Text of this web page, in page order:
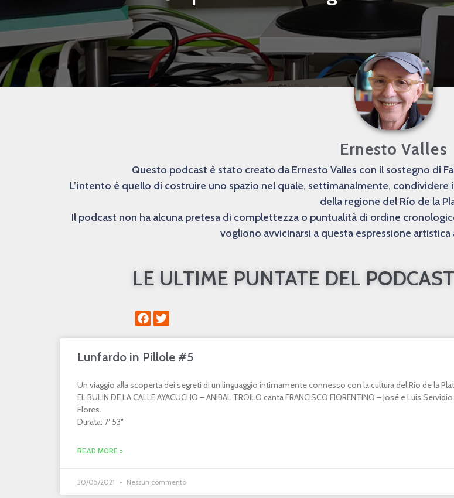
Ernesto Valles
Questo podcast è stato creato da Ernesto Valles con il sostegno di
L’intento è quello di costruire uno spazio nel quale, settimanalmente,
della regione del Río de la
Il podcast non ha alcuna pretesa di complettezza o puntualità di ordine
vogliono avvicinarsi a questa espressione
LE ULTIME PUNTATE DEL PODCAST
Lunfardo in Pillole #5
Un viaggio alla scoperta dei segreti di un linguaggio intimamente connesso con la cultura del Rio de la
EL BULIN DE LA CALLE AYACUCHO – ANIBAL TROILO canta FRANCISCO FIORENTINO – José e Luis
Flores.
Durata: 7′ 53″
READ MORE »
30/05/2021 Nessun commento